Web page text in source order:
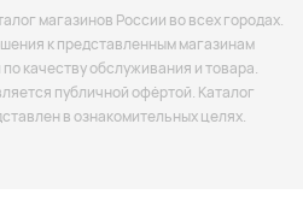
магазинов России во всех городах.
к представленным магазинам
качеству обслуживания и товара.
публичной офёртой. Каталог
в ознакомительных целях.